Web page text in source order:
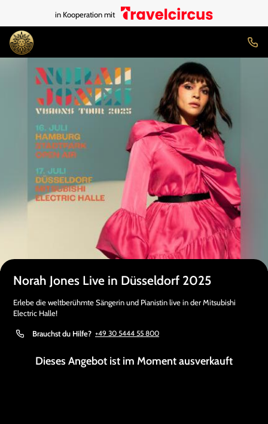
in Kooperation mit
Norah Jones Live in Düsseldorf 2025
Erlebe die weltberühmte Sängerin und Pianistin live in der Mitsubishi
Electric Halle!
Brauchst du Hilfe? +49 30 5444 55 800
Dieses Angebot ist im Moment ausverkauft